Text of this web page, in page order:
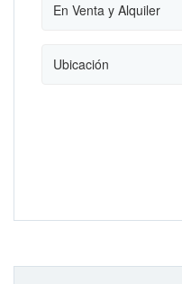
En Venta y Alquiler
Ubicación